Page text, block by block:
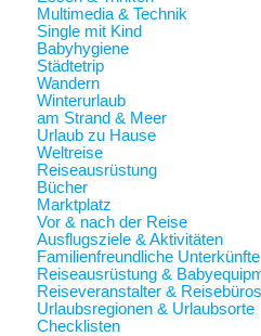
Multimedia & Technik
Single mit Kind
Babyhygiene
Städtetrip
Wandern
Winterurlaub
am Strand & Meer
Urlaub zu Hause
Weltreise
Reiseausrüstung
Bücher
Marktplatz
Vor & nach der Reise
Ausflugsziele & Aktivitäten
Familienfreundliche Unterkünfte
Reiseausrüstung &
Reiseveranstalter & Reisebüros
Urlaubsregionen & Urlaubsorte
Checklisten